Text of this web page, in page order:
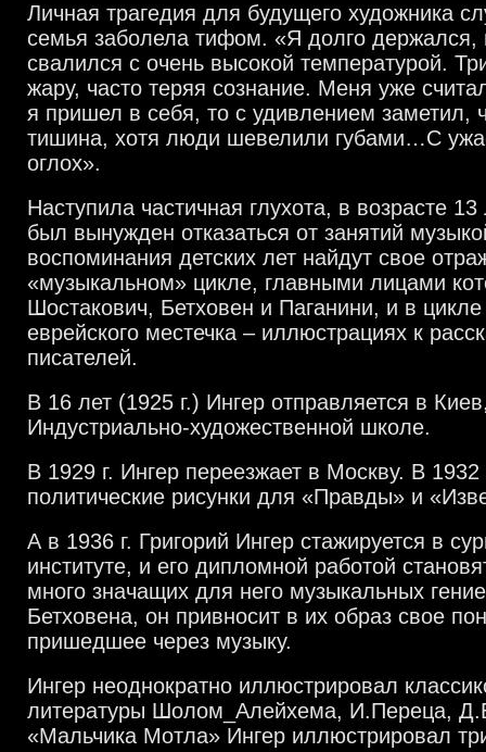
Личная трагедия для будущего художника
семья заболела тифом. «Я долго держался,
свалился с очень высокой температурой.
жару, часто теряя сознание. Меня уже
я пришел в себя, то с удивлением заметил,
тишина, хотя люди шевелили губами…С
оглох».
Наступила частичная глухота, в возрасте
был вынужден отказаться от занятий
воспоминания детских лет найдут свое
«музыкальном» цикле, главными лицами
Шостакович, Бетховен и Паганини, и в
еврейского местечка – иллюстрациях к
писателей.
В 16 лет (1925 г.) Ингер отправляется в
Индустриально-художественной школе.
В 1929 г. Ингер переезжает в Москву. В 1932
политические рисунки для «Правды» и
А в 1936 г. Григорий Ингер стажируется в
институте, и его дипломной работой
много значащих для него музыкальных
Бетховена, он привносит в их образ свое
пришедшее через музыку.
Ингер неоднократно иллюстрировал
литературы Шолом_Алейхема, И.Переца,
«Мальчика Мотла» Ингер иллюстрировал